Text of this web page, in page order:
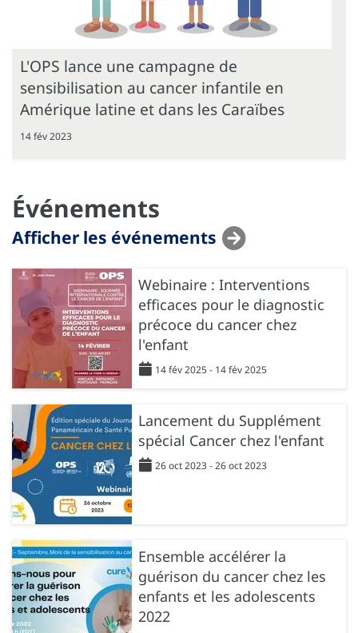
L'OPS lance une campagne de
sensibilisation au cancer infantile en
Amérique latine et dans les Caraïbes
14 fév 2023
Événements
Afficher les événements
Webinaire : Interventions
efficaces pour le diagnostic
précoce du cancer chez
l'enfant
14 fév 2025 - 14 fév 2025
Lancement du Supplément
spécial Cancer chez l'enfant
26 oct 2023 - 26 oct 2023
Ensemble accélérer la
guérison du cancer chez les
enfants et les adolescents
2022